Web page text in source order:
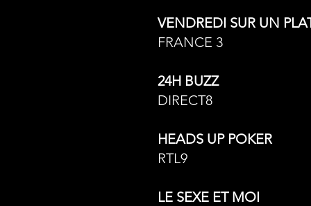
VENDREDI SUR UN
FRANCE 3
24H BUZZ
DIRECT8
HEADS UP POKER
RTL9
LE SEXE ET MOI